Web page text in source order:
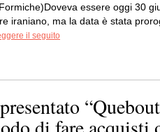
essere oggi 30
iraniano, ma la data è stata
il seguito